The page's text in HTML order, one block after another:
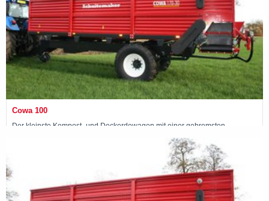
Cowa 100
Der kleinste Kompost- und Deckerdewagen mit einer gebremsten
Maschine ansehen »